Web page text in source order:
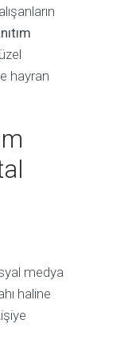
hayran
medya
haline